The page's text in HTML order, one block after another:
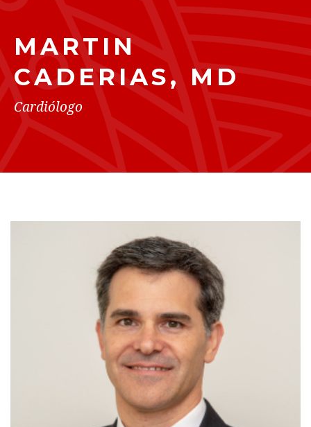
MARTIN
CADERIAS, MD
Cardiólogo